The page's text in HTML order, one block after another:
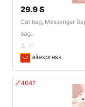
29.9 $
Cat bag, Messenger
bag..
DE
aliexpress
🔗404?